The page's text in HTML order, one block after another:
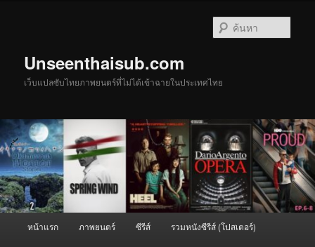
Unseenthaisub.com
เว็บแปลซับไทยภาพยนตร์ที่ไม่ได้เข้าฉายในประเทศไทย
หน้าแรก ภาพยนตร์ ซีรีส์ รวมหนังซีรีส์ (โปสเตอร์)